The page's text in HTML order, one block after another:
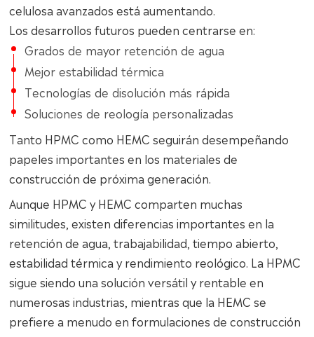
celulosa avanzados está aumentando.
Los desarrollos futuros pueden centrarse en:
Grados de mayor retención de agua
Mejor estabilidad térmica
Tecnologías de disolución más rápida
Soluciones de reología personalizadas
Tanto HPMC como HEMC seguirán desempeñando
papeles importantes en los materiales de
construcción de próxima generación.
Aunque HPMC y HEMC comparten muchas
similitudes, existen diferencias importantes en la
retención de agua, trabajabilidad, tiempo abierto,
estabilidad térmica y rendimiento reológico. La HPMC
sigue siendo una solución versátil y rentable en
numerosas industrias, mientras que la HEMC se
prefiere a menudo en formulaciones de construcción